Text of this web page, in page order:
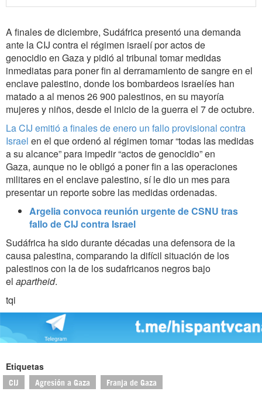
A finales de diciembre, Sudáfrica presentó una demanda
ante la CIJ contra el régimen israelí por actos de
genocidio en Gaza y pidió al tribunal tomar medidas
inmediatas para poner fin al derramamiento de sangre en el
enclave palestino, donde los bombardeos israelíes han
matado a al menos 26 900 palestinos, en su mayoría
mujeres y niños, desde el inicio de la guerra el 7 de octubre.
La CIJ emitió a finales de enero un fallo provisional contra
Israel en el que ordenó al régimen tomar “todas las medidas
a su alcance” para impedir “actos de genocidio” en
Gaza, aunque no le obligó a poner fin a las operaciones
militares en el enclave palestino, sí le dio un mes para
presentar un reporte sobre las medidas ordenadas.
Argelia convoca reunión urgente de CSNU tras
fallo de CIJ contra Israel
Sudáfrica ha sido durante décadas una defensora de la
causa palestina, comparando la difícil situación de los
palestinos con la de los sudafricanos negros bajo
el apartheid.
tqi
Etiquetas
CIJ Agresión a Gaza Franja de Gaza